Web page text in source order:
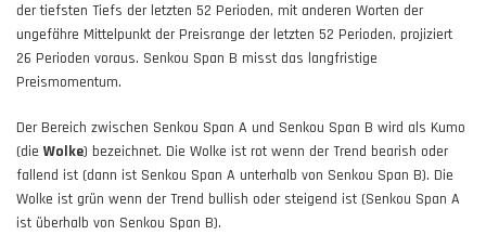
der tiefsten Tiefs der letzten 52 Perioden, mit anderen Worten der
ungefähre Mittelpunkt der Preisrange der letzten 52 Perioden, projiziert
26 Perioden voraus. Senkou Span B misst das langfristige
Preismomentum.
Der Bereich zwischen Senkou Span A und Senkou Span B wird als Kumo
(die Wolke) bezeichnet. Die Wolke ist rot wenn der Trend bearish oder
fallend ist (dann ist Senkou Span A unterhalb von Senkou Span B). Die
Wolke ist grün wenn der Trend bullish oder steigend ist (Senkou Span A
ist überhalb von Senkou Span B).